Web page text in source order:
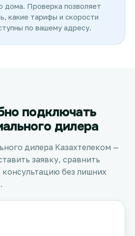
дома. Проверка позволяет
какие тарифы и скорости
по вашему адресу.
подключать
дилера
дилера Казахтелеком —
заявку, сравнить
без лишних